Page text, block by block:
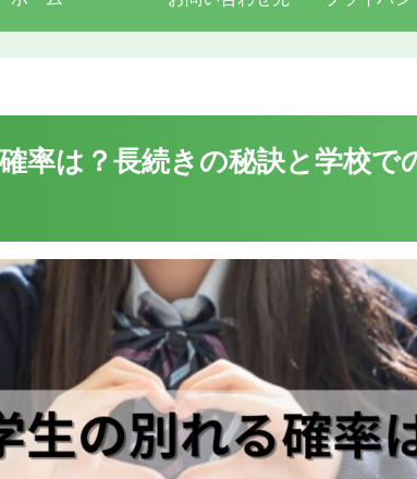
率は？長続きの秘訣と学校で